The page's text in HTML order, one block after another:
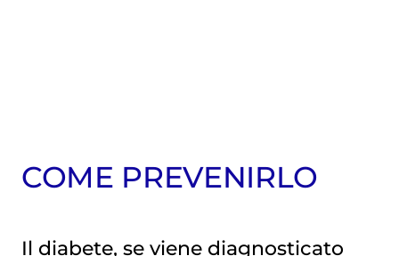
COME PREVENIRLO
Il diabete, se viene diagnosticato